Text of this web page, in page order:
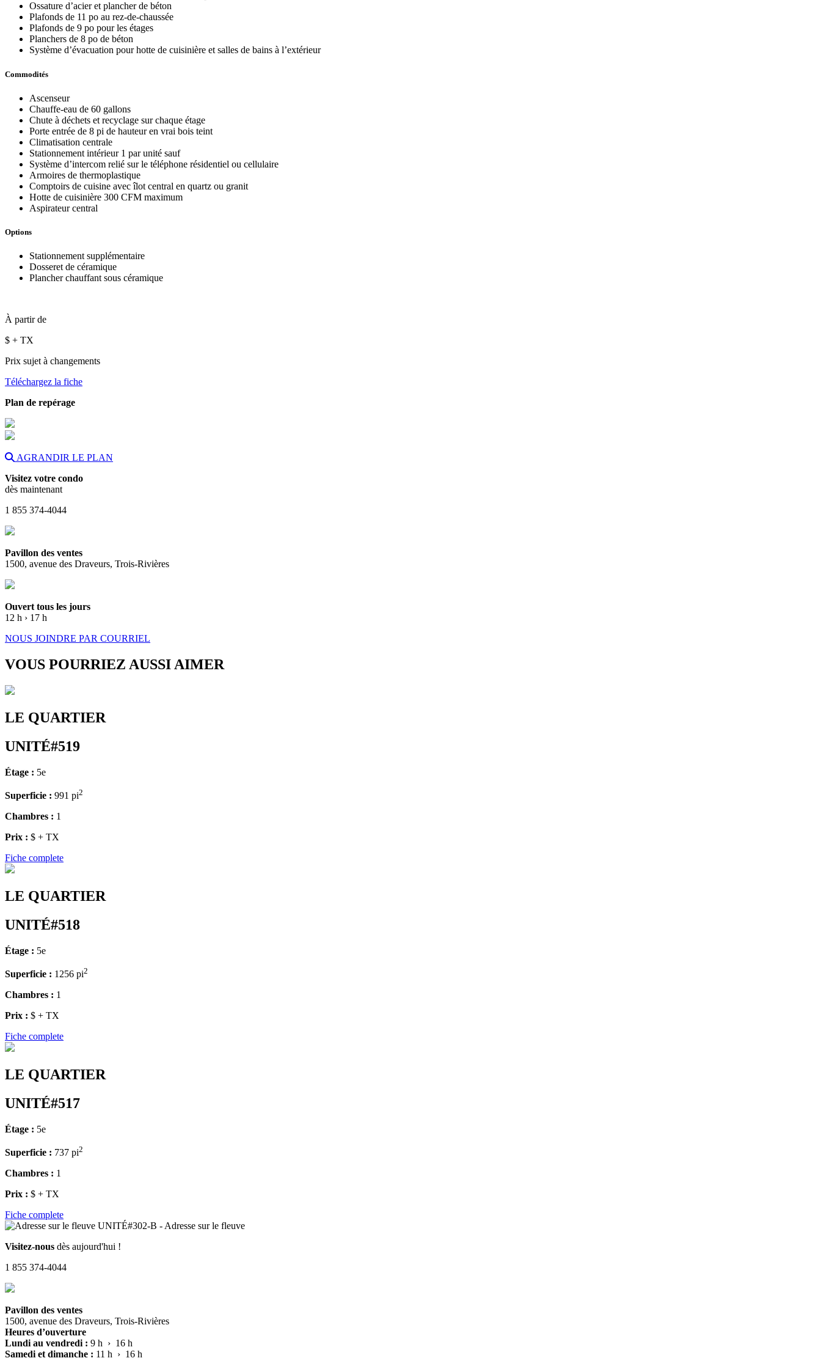
Ossature d’acier et plancher de béton
Plafonds de 11 po au rez-de-chaussée
Plafonds de 9 po pour les étages
Planchers de 8 po de béton
Système d’évacuation pour hotte de cuisinière et salles de bains à l’extérieur
Commodités
Ascenseur
Chauffe-eau de 60 gallons
Chute à déchets et recyclage sur chaque étage
Porte entrée de 8 pi de hauteur en vrai bois teint
Climatisation centrale
Stationnement intérieur 1 par unité sauf
Système d’intercom relié sur le téléphone résidentiel ou cellulaire
Armoires de thermoplastique
Comptoirs de cuisine avec îlot central en quartz ou granit
Hotte de cuisinière 300 CFM maximum
Aspirateur central
Options
Stationnement supplémentaire
Dosseret de céramique
Plancher chauffant sous céramique
À partir de
$ + TX
Prix sujet à changements
Téléchargez la fiche
Plan de repérage
AGRANDIR LE PLAN
Visitez votre condo
dès maintenant
1 855 374-4044
Pavillon des ventes
1500, avenue des Draveurs, Trois-Rivières
Ouvert tous les jours
12 h › 17 h
NOUS JOINDRE PAR COURRIEL
VOUS POURRIEZ AUSSI AIMER
LE QUARTIER
UNITÉ#519
Étage : 5e
Superficie : 991 pi2
Chambres : 1
Prix : $ + TX
Fiche complete
LE QUARTIER
UNITÉ#518
Étage : 5e
Superficie : 1256 pi2
Chambres : 1
Prix : $ + TX
Fiche complete
LE QUARTIER
UNITÉ#517
Étage : 5e
Superficie : 737 pi2
Chambres : 1
Prix : $ + TX
Fiche complete
Visitez-nous dès aujourd'hui !
1 855 374-4044
Pavillon des ventes
1500, avenue des Draveurs, Trois-Rivières
Heures d’ouverture
Lundi au vendredi : 9 h › 16 h
Samedi et dimanche : 11 h › 16 h